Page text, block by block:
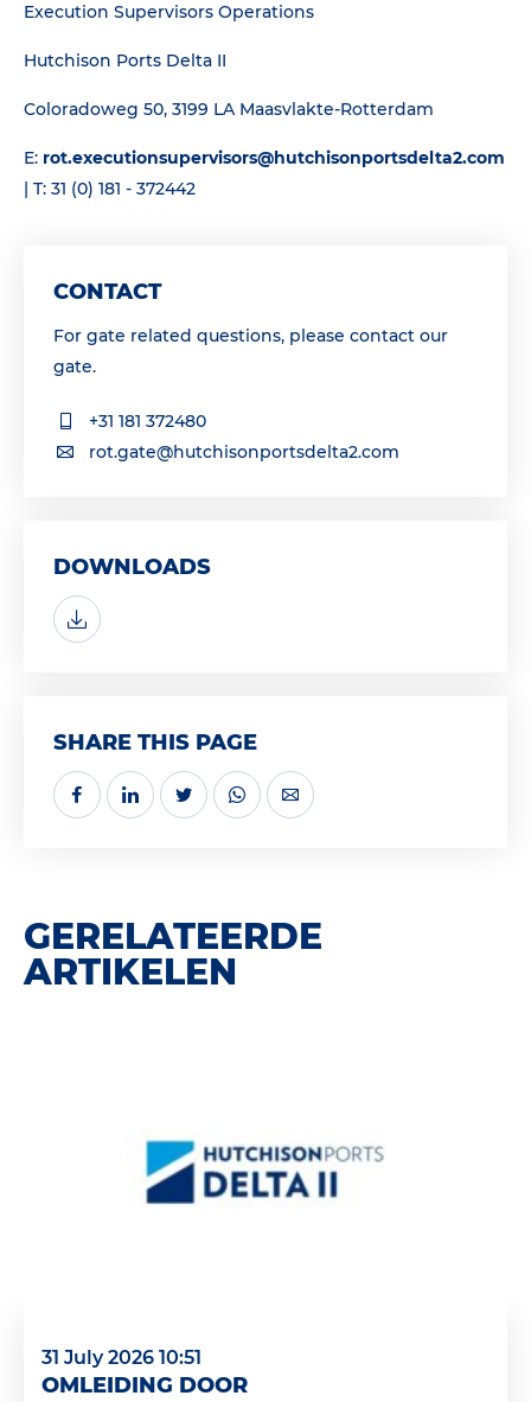
Execution Supervisors Operations
Hutchison Ports Delta II
Coloradoweg 50, 3199 LA Maasvlakte-Rotterdam
E: rot.executionsupervisors@hutchisonportsdelta2.com
| T: 31 (0) 181 - 372442
CONTACT
For gate related questions, please contact our
gate.
+31 181 372480
rot.gate@hutchisonportsdelta2.com
DOWNLOADS
SHARE THIS PAGE
GERELATEERDE
ARTIKELEN
31 July 2026 10:51
OMLEIDING DOOR